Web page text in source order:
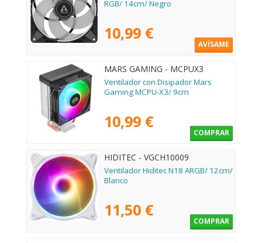
RGB/ 14cm/ Negro
10,99 €
AVÍSAME
MARS GAMING - MCPUX3
Ventilador con Disipador Mars
Gaming MCPU-X3/ 9cm
10,99 €
COMPRAR
HIDITEC - VGCH10009
Ventilador Hiditec N18 ARGB/ 12cm/
Blanco
11,50 €
COMPRAR